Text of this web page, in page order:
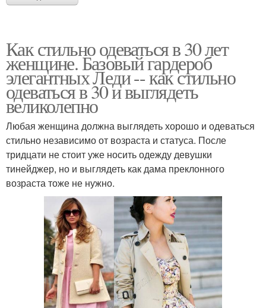
Как стильно одеваться в 30 лет
женщине. Базовый гардероб
элегантных Леди -- как стильно
одеваться в 30 и выглядеть
великолепно
Любая женщина должна выглядеть хорошо и одеваться
стильно независимо от возраста и статуса. После
тридцати не стоит уже носить одежду девушки
тинейджер, но и выглядеть как дама преклонного
возраста тоже не нужно.